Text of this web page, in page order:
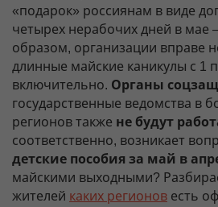
«подарок» россиянам в виде
четырех нерабочих дней в мае
образом, организации вправе
длинные майские каникулы с 1
включительно. Органы
государственные ведомства в
регионов также не будут
соответственно, возникает
детские пособия за май в
майскими выходными?
жителей каких регионов есть